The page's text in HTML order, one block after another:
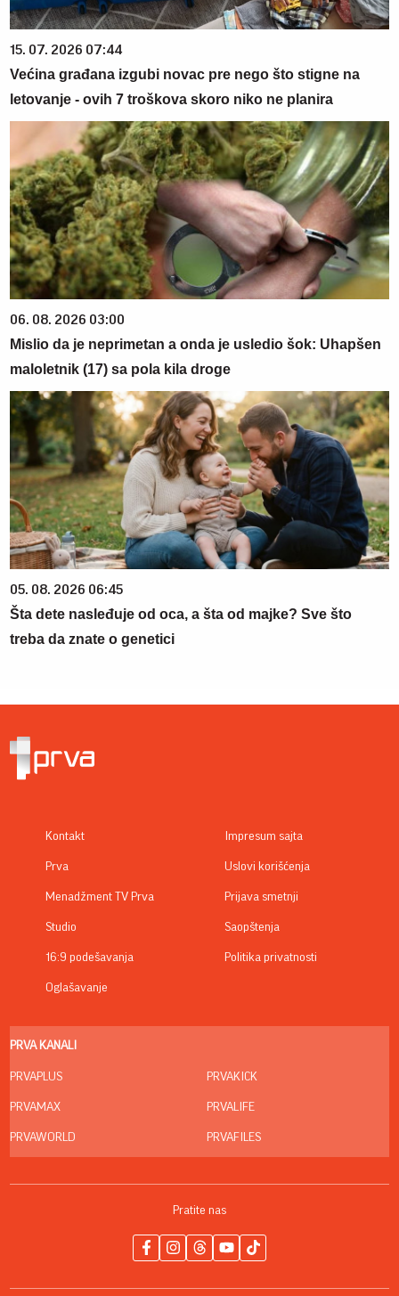
15. 07. 2026 07:44
Većina građana izgubi novac pre nego što stigne na
letovanje - ovih 7 troškova skoro niko ne planira
06. 08. 2026 03:00
Mislio da je neprimetan a onda je usledio šok: Uhapšen
maloletnik (17) sa pola kila droge
05. 08. 2026 06:45
Šta dete nasleđuje od oca, a šta od majke? Sve što
treba da znate o genetici
Kontakt
Prva
Menadžment TV Prva
Studio
16:9 podešavanja
Oglašavanje
Impresum sajta
Uslovi korišćenja
Prijava smetnji
Saopštenja
Politika privatnosti
PRVA KANALI
PRVAPLUS
PRVAMAX
PRVAWORLD
PRVAKICK
PRVALIFE
PRVAFILES
Pratite nas